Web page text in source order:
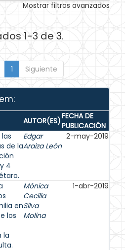
Mostrar filtros avanzados
1-3 de 3.
1 Siguiente
AUTOR(ES)FECHA DE
PUBLICACIÓN
de la
4
Edgar
Araiza León
2-may-2019
en
los
la
Mónica
Cecilia
Silva
Molina
1-abr-2019